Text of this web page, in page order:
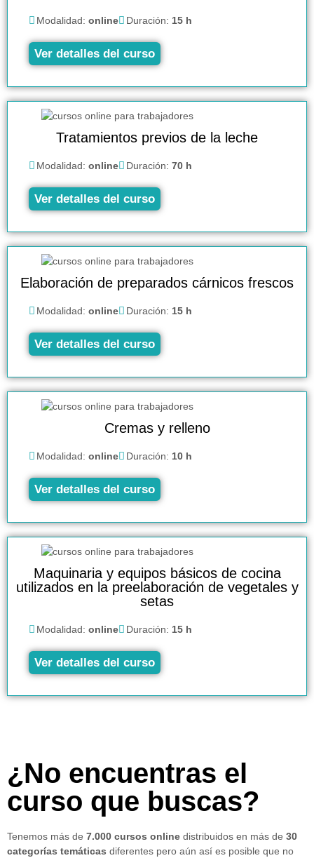
Modalidad: online Duración: 15 h
Ver detalles del curso
Tratamientos previos de la leche
Modalidad: online Duración: 70 h
Ver detalles del curso
Elaboración de preparados cárnicos frescos
Modalidad: online Duración: 15 h
Ver detalles del curso
Cremas y relleno
Modalidad: online Duración: 10 h
Ver detalles del curso
Maquinaria y equipos básicos de cocina
utilizados en la preelaboración de vegetales y
setas
Modalidad: online Duración: 15 h
Ver detalles del curso
¿No encuentras el
curso que buscas?
Tenemos más de 7.000 cursos online distribuidos en más de 30
categorías temáticas diferentes pero aún así es posible que no